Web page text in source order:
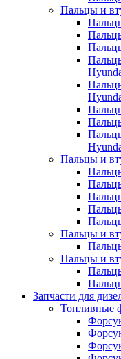
Пальцы и
Пальцы и
Пальцы и
Пальцы и
Запчасти для
Топливные